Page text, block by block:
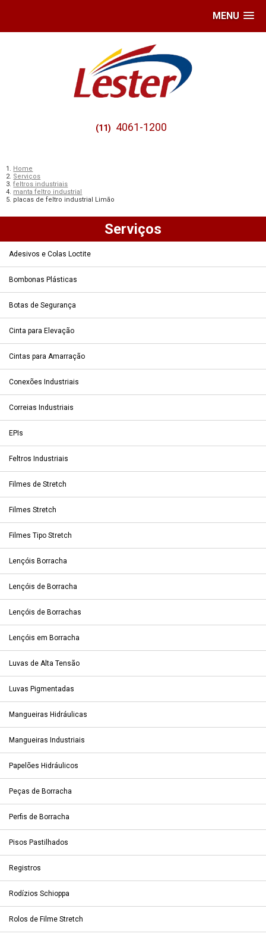
MENU
(11) 4061-1200
Home
Serviços
feltros industriais
manta feltro industrial
placas de feltro industrial Limão
Serviços
Adesivos e Colas Loctite
Bombonas Plásticas
Botas de Segurança
Cinta para Elevação
Cintas para Amarração
Conexões Industriais
Correias Industriais
EPIs
Feltros Industriais
Filmes de Stretch
Filmes Stretch
Filmes Tipo Stretch
Lençóis Borracha
Lençóis de Borracha
Lençóis de Borrachas
Lençóis em Borracha
Luvas de Alta Tensão
Luvas Pigmentadas
Mangueiras Hidráulicas
Mangueiras Industriais
Papelões Hidráulicos
Peças de Borracha
Perfis de Borracha
Pisos Pastilhados
Registros
Rodízios Schioppa
Rolos de Filme Stretch